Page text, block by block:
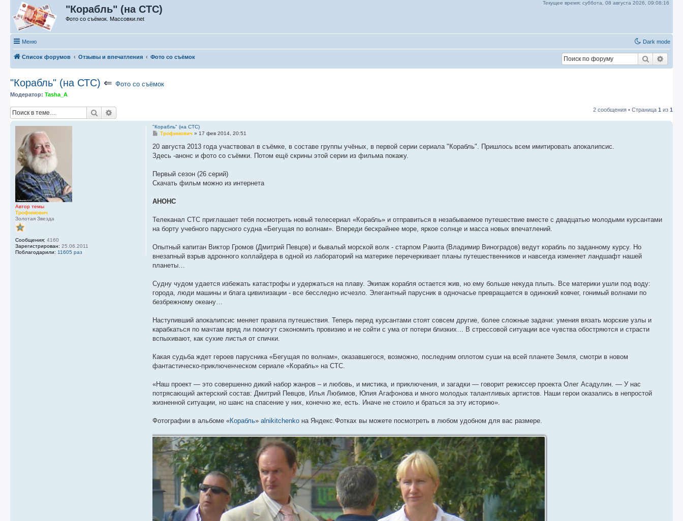
Текущее время: суббота, 08 августа 2026, 09:08:18
"Корабль" (на СТС)
Фото со съёмок. Массовки.net
Меню Dark mode
Список форумов Отзывы и впечатления Фото со съёмок Поиск
"Корабль" (на СТС) ⇐ Фото со съёмок
Модератор: Tasha_A
Поиск 2 сообщения • Страница 1 из 1
Автор темы
Трофимович
Золотая Звезда
Сообщения: 4160
Зарегистрирован: 25.06.2011
Поблагодарили: 11605 раз
"Корабль" (на СТС)
С
о
щ
и
е
Трофимович » 17 фев 2014, 20:51
20 августа 2013 года участвовал в съёмке, в составе группы учёных, в первой серии сериала "Корабль". Пришлось всем имитировать апокалипсис.
Здесь -анонс и фото со съёмки. Потом ещё скрины этой серии из фильма покажу.
Первый сезон (26 серий)
Скачать фильм можно из интернета
АНОНС
Телеканал СТС приглашает тебя посмотреть новый телесериал «Корабль» и отправиться в незабываемое путешествие вместе с двадцатью молодыми курсантами
на борту учебного парусного судна «Бегущая по волнам». Впереди бескрайнее море, яркое солнце и масса новых впечатлений.
Опытный капитан Виктор Громов (Дмитрий Певцов) и бывалый морской волк - старпом Ракита (Владимир Виноградов) ведут корабль по заданному курсу. Но
внезапный взрыв адронного коллайдера в одной из лабораторий на материке перечеркивает планы путешественников и навсегда изменяет ландшафт нашей
планеты…
Судну чудом удается избежать катастрофы и удержаться на плаву. Экипаж корабля остается жив, но ему больше некуда плыть. Все материки ушли под воду:
города, люди машины и блага цивилизации - все бесследно исчезло. Элегантный парусник в одночасье превращается в одинокий ковчег, гонимый волнами по
безбрежному океану…
Наступивший апокалипсис меняет правила путешествия. Теперь перед курсантами стоят совсем другие, более сложные задачи: умения вязать морские узлы и
карабкаться по мачтам вряд ли помогут сэкономить провизию и не сойти с ума от потери близких… В стрессовой ситуации все чувства обостряются и страсти
вспыхивают, как сухие листья от спички.
Какая судьба ждет героев парусника «Бегущая по волнам», оказавшегося, возможно, последним оплотом суши на всей планете Земля, смотри в новом
фантастическо-приключенческом сериале «Корабль» на СТС.
«Наш проект — это совершенно дикий набор жанров – и любовь, и мистика, и приключения, и загадки — говорит режиссер проекта Олег Асадулин. — У нас
потрясающий актерский состав: Дмитрий Певцов, Илья Любимов, Юлия Агафонова и много молодых талантливых артистов. Наши герои оказались в непростой
жизненной ситуации, но шанс на спасение у них, конечно же, есть. Иначе не стоило и браться за эту историю».
Фотографии в альбоме «Корабль» alnikitchenkoна Яндекс.Фотках вы можете посмотреть в любом удобном для вас размере.